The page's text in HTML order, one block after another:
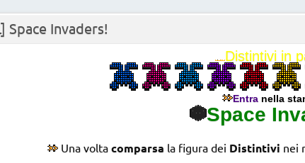
Space Invaders!
Distintivi in
Entra nella
Space
Una voltacomparsa la figura dei Distintivi nei